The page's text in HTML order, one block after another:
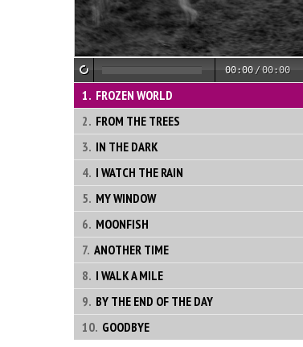
00:00 /00:00
FROZEN WORLD
FROM THE TREES
IN THE DARK
I WATCH THE RAIN
MY WINDOW
MOONFISH
ANOTHER TIME
I WALK A MILE
BY THE END OF THE DAY
GOODBYE